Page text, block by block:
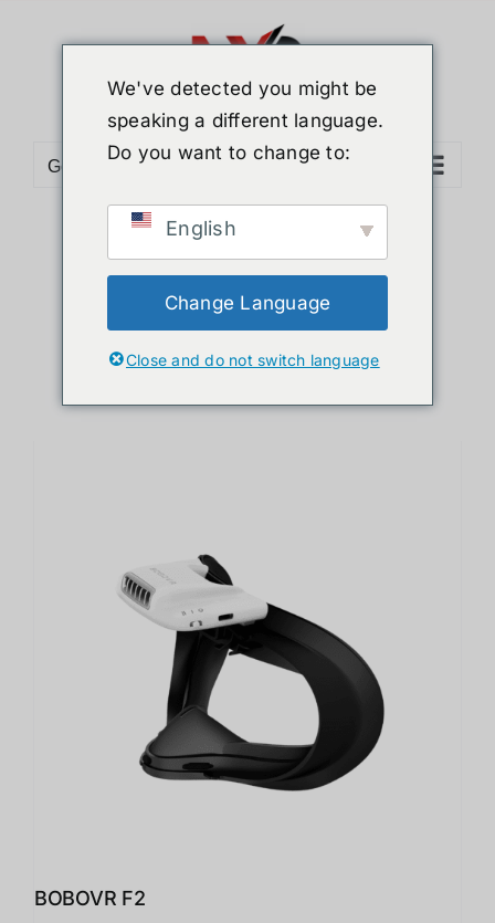
Go to...
Sort byName
Show12 Products
BOBOVR F2
We've detected you might be
speaking a different language.
Do you want to change to:
English
Change Language
Close and do not switch language